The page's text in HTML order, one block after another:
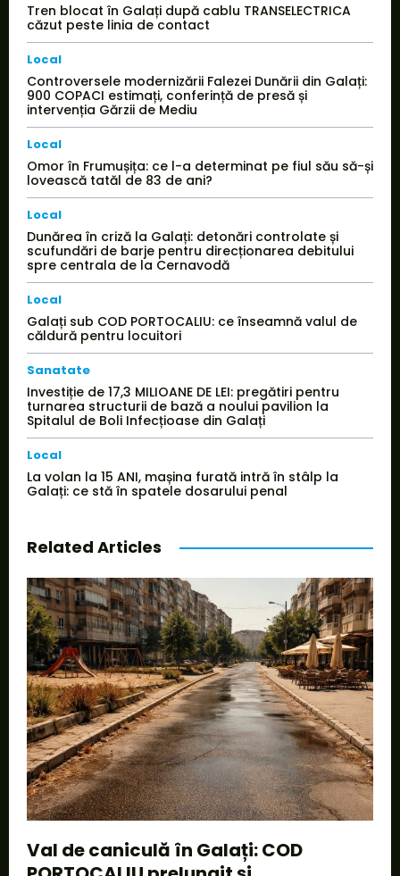
Tren blocat în Galați după cablu TRANSELECTRICA
căzut peste linia de contact
Local
Controversele modernizării Falezei Dunării din Galați:
900 COPACI estimați, conferință de presă și
intervenția Gărzii de Mediu
Local
Omor în Frumușița: ce l-a determinat pe fiul său să-și
lovească tatăl de 83 de ani?
Local
Dunărea în criză la Galați: detonări controlate și
scufundări de barje pentru direcționarea debitului
spre centrala de la Cernavodă
Local
Galați sub COD PORTOCALIU: ce înseamnă valul de
căldură pentru locuitori
Sanatate
Investiție de 17,3 MILIOANE DE LEI: pregătiri pentru
turnarea structurii de bază a noului pavilion la
Spitalul de Boli Infecțioase din Galați
Local
La volan la 15 ANI, mașina furată intră în stâlp la
Galați: ce stă în spatele dosarului penal
Related Articles
Val de caniculă în Galați: COD